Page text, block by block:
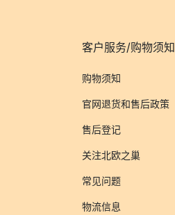
客户服务/购物须知
购物须知
官网退货和售后政策
售后登记
关注北欧之巢
常见问题
物流信息